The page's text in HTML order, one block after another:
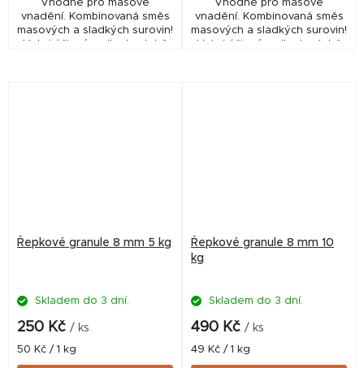
Vhodné pro masové
vnadění. Kombinovaná směs
masových a sladkých surovin!
Velmi účinné a dlouhodobě
Vhodné pro masové
vnadění. Kombinovaná směs
masových a sladkých surovin!
Velmi účinné a dlouhodobě
Řepkové granule 8 mm 5 kg
Skladem do 3 dní.
250 Kč / ks
Měrná
cena:
50 Kč / 1 kg
Řepkové granule 8 mm 10
kg
Skladem do 3 dní.
490 Kč / ks
Měrná
cena:
49 Kč / 1 kg